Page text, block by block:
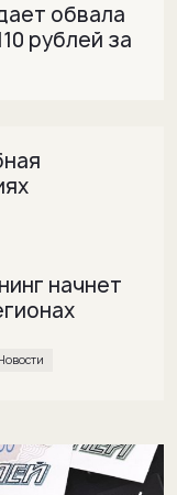
обвала
рублей за
начнет
Новости